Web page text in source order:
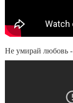
Не умирай любовь